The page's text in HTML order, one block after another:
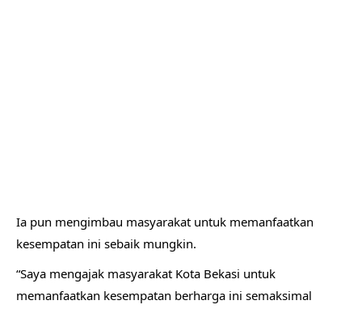
Ia pun mengimbau masyarakat untuk memanfaatkan
kesempatan ini sebaik mungkin.
“Saya mengajak masyarakat Kota Bekasi untuk
memanfaatkan kesempatan berharga ini semaksimal